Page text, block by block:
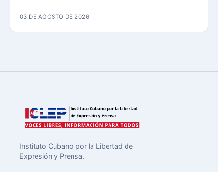
03 DE AGOSTO DE 2026
Instituto Cubano por la Libertad de
Expresión y Prensa.